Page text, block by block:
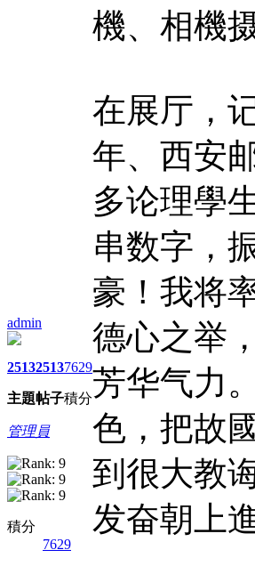
admin
2513
主題
2513
帖子
7629
積分
管理員
積分
7629
機、相機
在展厅，
年、西安
多论理學
串数字，
豪！我将
德心之举
芳华气力
色，把故
到很大教
发奋朝上